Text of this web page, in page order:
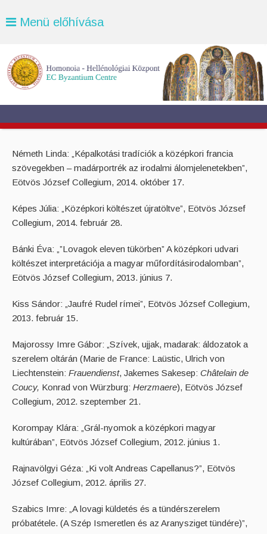
Menü előhívása
Németh Linda: „Képalkotási tradíciók a középkori francia
szövegekben – madárportrék az irodalmi álomjelenetekben”,
Eötvös József Collegium, 2014. október 17.
Képes Júlia: „Középkori költészet újratöltve”, Eötvös József
Collegium, 2014. február 28.
Bánki Éva: „”Lovagok eleven tükörben” A középkori udvari
költészet interpretációja a magyar műfordításirodalomban”,
Eötvös József Collegium, 2013. június 7.
Kiss Sándor: „Jaufré Rudel rímei”, Eötvös József Collegium,
2013. február 15.
Majorossy Imre Gábor: „Szívek, ujjak, madarak: áldozatok a
szerelem oltárán (Marie de France: Laüstic, Ulrich von
Liechtenstein: Frauendienst, Jakemes Sakesep: Châtelain de
Coucy, Konrad von Würzburg: Herzmaere), Eötvös József
Collegium, 2012. szeptember 21.
Korompay Klára: „Grál-nyomok a középkori magyar
kultúrában”, Eötvös József Collegium, 2012. június 1.
Rajnavölgyi Géza: „Ki volt Andreas Capellanus?”, Eötvös
József Collegium, 2012. április 27.
Szabics Imre: „A lovagi küldetés és a tündérszerelem
próbatétele. (A Szép Ismeretlen és az Aranysziget tündére)”,